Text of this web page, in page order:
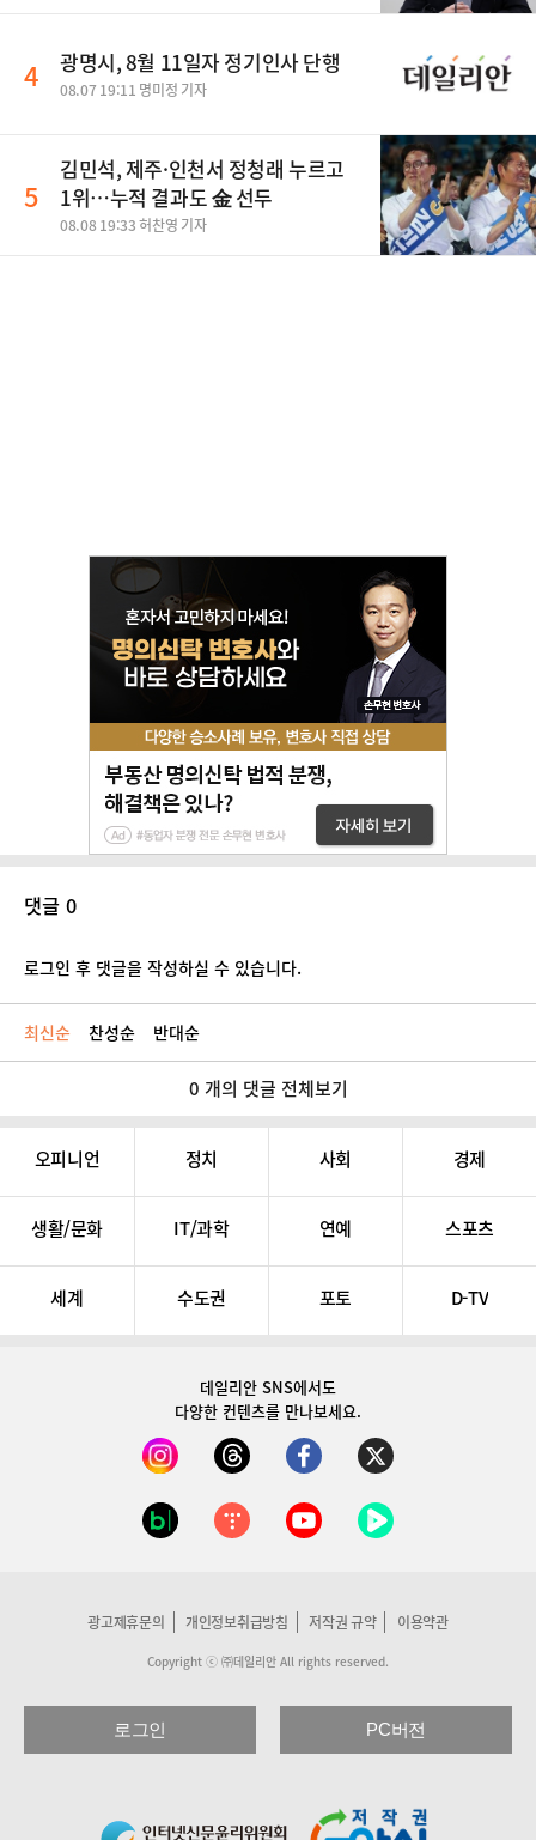
4 광명시, 8월 11일자 정기인사 단행
08.07 19:11 명미정 기자
5
김민석, 제주·인천서 정청래 누르고
1위…누적 결과도 金 선두
08.08 19:33 허찬영 기자
댓글 0
로그인 후 댓글을 작성하실 수 있습니다.
최신순 찬성순 반대순
0 개의 댓글 전체보기
오피니언 정치 사회 경제
생활/문화 IT/과학 연예 스포츠
세계 수도권 포토 D-TV
데일리안 SNS에서도
다양한 컨텐츠를 만나보세요.
광고제휴문의 개인정보취급방침 저작권 규약 이용약관
Copyright ⓒ ㈜데일리안 All rights reserved.
로그인 PC버전